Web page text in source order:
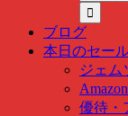
ピ
ッ
ク
検
索
…
ブログ
本日のセー
ジェム
優待・